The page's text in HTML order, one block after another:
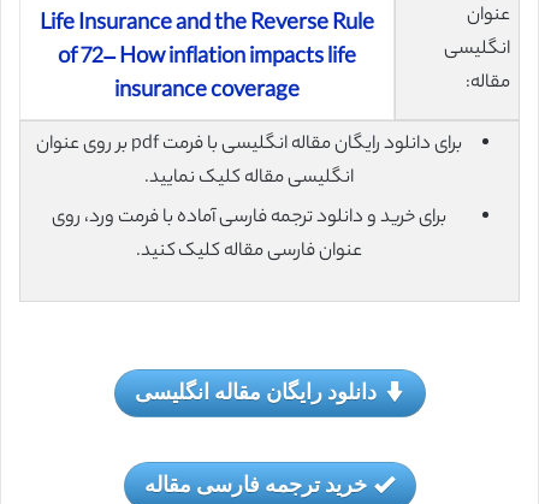
عنوان
انگلیسی
مقاله:
Life Insurance and the Reverse Rule
of 72– How inflation impacts life
insurance coverage
برای دانلود رایگان مقاله انگلیسی با فرمت pdf بر روی عنوان
انگلیسی مقاله کلیک نمایید.
برای خرید و دانلود ترجمه فارسی آماده با فرمت ورد، روی
عنوان فارسی مقاله کلیک کنید.
دانلود رایگان مقاله انگلیسی
خرید ترجمه فارسی مقاله